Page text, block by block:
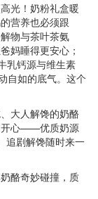
光！奶粉礼盒暖
营养也必须跟
物与茶叶茶氨
妈睡得更安心；
乳钙源与维生素
自如的底气。这个
大人解馋的奶酪
开心——优质奶源
追剧解馋随时来一
酪奇妙碰撞，质